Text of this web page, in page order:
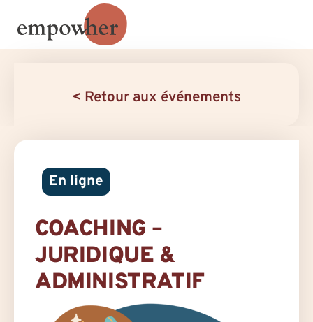
< Retour aux événements
En ligne
COACHING –
JURIDIQUE &
ADMINISTRATIF